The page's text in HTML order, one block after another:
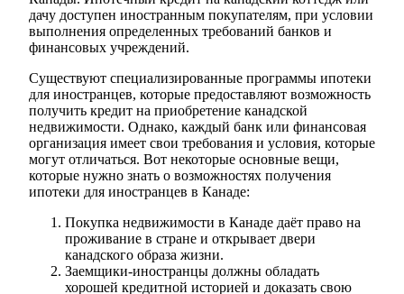
дачу доступен иностранным покупателям, при условии
выполнения определенных требований банков и
финансовых учреждений.
Существуют специализированные программы ипотеки
для иностранцев, которые предоставляют возможность
получить кредит на приобретение канадской
недвижимости. Однако, каждый банк или финансовая
организация имеет свои требования и условия, которые
могут отличаться. Вот некоторые основные вещи,
которые нужно знать о возможностях получения
ипотеки для иностранцев в Канаде:
Покупка недвижимости в Канаде даёт право на
проживание в стране и открывает двери
канадского образа жизни.
Заемщики-иностранцы должны обладать
хорошей кредитной историей и доказать свою